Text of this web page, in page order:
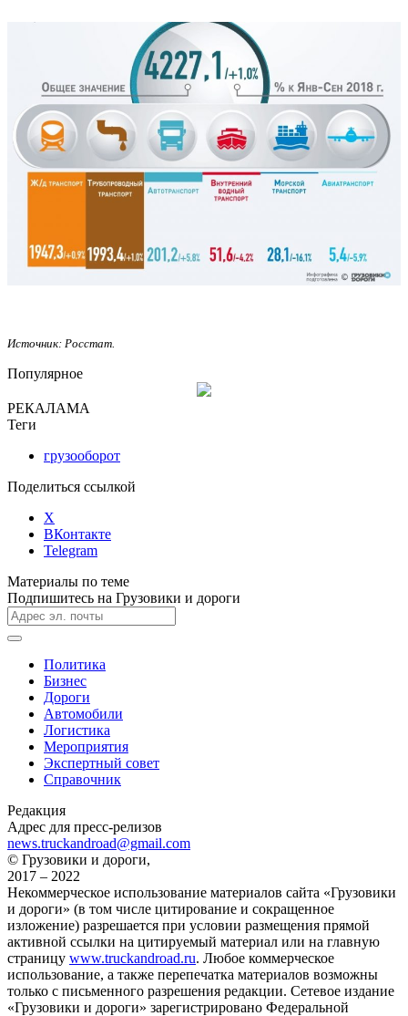
Источник: Росстат.
Популярное
РЕКАЛАМА
Теги
грузооборот
Поделиться ссылкой
X
ВКонтакте
Telegram
Материалы по теме
Подпишитесь на Грузовики и дороги
Политика
Бизнес
Дороги
Автомобили
Логистика
Мероприятия
Экспертный совет
Справочник
Редакция
Адрес для пресс-релизов
news.truckandroad@gmail.com
© Грузовики и дороги,
2017 – 2022
Некоммерческое использование материалов сайта «Грузовики
и дороги» (в том числе цитирование и сокращенное
изложение) разрешается при условии размещения прямой
активной ссылки на цитируемый материал или на главную
страницу www.truckandroad.ru. Любое коммерческое
использование, а также перепечатка материалов возможны
только с письменного разрешения редакции. Сетевое издание
«Грузовики и дороги» зарегистрировано Федеральной